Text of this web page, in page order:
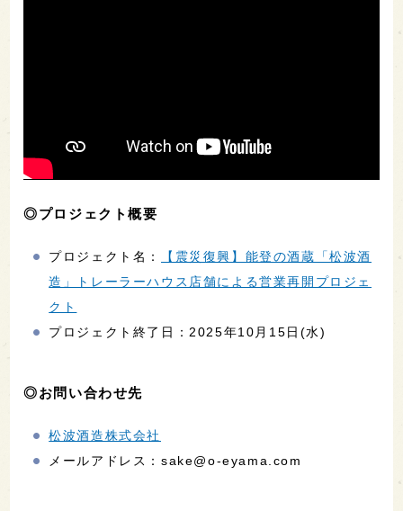
◎プロジェクト概要
プロジェクト名：
【震災復興】能登の酒蔵「松波酒
造」トレーラーハウス店舗による営業再開プロジェ
クト
プロジェクト終了日：2025年10月15日(水)
◎お問い合わせ先
松波酒造株式会社
メールアドレス：sake@o-eyama.com